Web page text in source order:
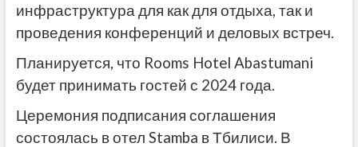
инфраструктура для как для отдыха, так и
проведения конференций и деловых встреч.
Планируется, что Rooms Hotel Abastumani
будет принимать гостей с 2024 года.
Церемония подписания соглашения
состоялась в отел Stamba в Тбилиси. В